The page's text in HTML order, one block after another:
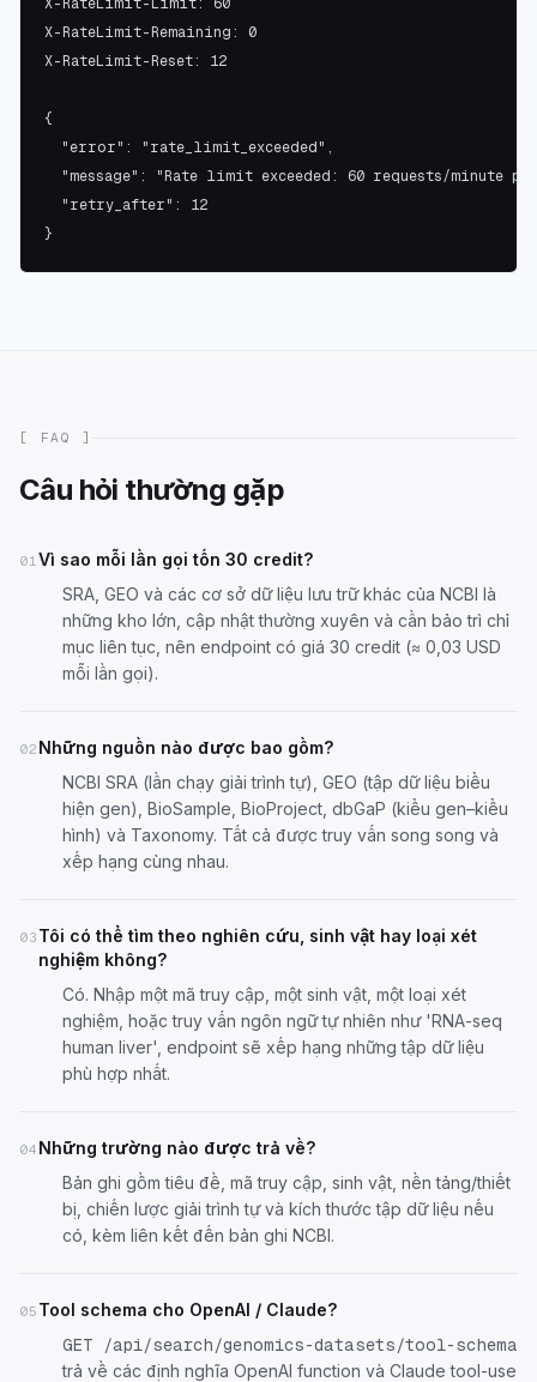
X-RateLimit-Limit: 60
X-RateLimit-Remaining: 0
X-RateLimit-Reset: 12
{
  "error": "rate_limit_exceeded",
"message": "Rate limit exceeded: 60 requests/minute
  "retry_after": 12
}
[ FAQ ]
Câu hỏi thường gặp
01 Vì sao mỗi lần gọi tốn 30 credit?
SRA, GEO và các cơ sở dữ liệu lưu trữ khác của NCBI là
những kho lớn, cập nhật thường xuyên và cần bảo trì chỉ
mục liên tục, nên endpoint có giá 30 credit (≈ 0,03 USD
mỗi lần gọi).
02 Những nguồn nào được bao gồm?
NCBI SRA (lần chạy giải trình tự), GEO (tập dữ liệu biểu
hiện gen), BioSample, BioProject, dbGaP (kiểu gen–kiểu
hình) và Taxonomy. Tất cả được truy vấn song song và
xếp hạng cùng nhau.
03 Tôi có thể tìm theo nghiên cứu, sinh vật hay loại xét
nghiệm không?
Có. Nhập một mã truy cập, một sinh vật, một loại xét
nghiệm, hoặc truy vấn ngôn ngữ tự nhiên như 'RNA-seq
human liver', endpoint sẽ xếp hạng những tập dữ liệu
phù hợp nhất.
04 Những trường nào được trả về?
Bản ghi gồm tiêu đề, mã truy cập, sinh vật, nền tảng/thiết
bị, chiến lược giải trình tự và kích thước tập dữ liệu nếu
có, kèm liên kết đến bản ghi NCBI.
05 Tool schema cho OpenAI / Claude?
GET /api/search/genomics-datasets/tool-schema
trả về các định nghĩa OpenAI function và Claude tool-use